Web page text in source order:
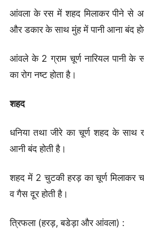
आंवला के रस में शहद मिलाकर पीने से
और डकार के साथ मुंह में पानी आना बंद
आंवले के 2 ग्राम चूर्ण नारियल पानी के
का रोग नष्ट होता है।
शहद
धनिया तथा जीरे का चूर्ण शहद के साथ
आनी बंद होती है।
शहद में 2 चुटकी हरड़ का चूर्ण मिलाकर
व गैस दूर होती है।
त्रिफला (हरड़, बडेड़ा और आंवला) :